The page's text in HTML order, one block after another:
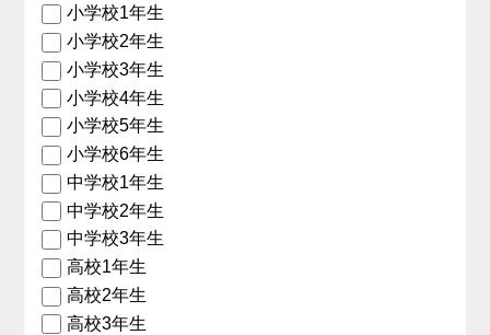
小学校1年生
小学校2年生
小学校3年生
小学校4年生
小学校5年生
小学校6年生
中学校1年生
中学校2年生
中学校3年生
高校1年生
高校2年生
高校3年生